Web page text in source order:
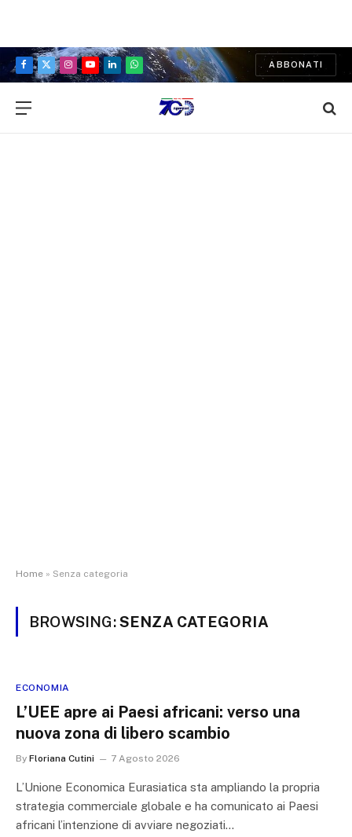
Facebook
X
Instagram
YouTubeLinkedInWhatsApp
ABBONATI
Home » Senza categoria
BROWSING:SENZA CATEGORIA
ECONOMIA
L’UEE apre ai Paesi africani: verso una
nuova zona di libero scambio
By Floriana Cutini 7 Agosto 2026
L’Unione Economica Eurasiatica sta ampliando la propria
strategia commerciale globale e ha comunicato ai Paesi
africani l’intenzione di avviare negoziati…